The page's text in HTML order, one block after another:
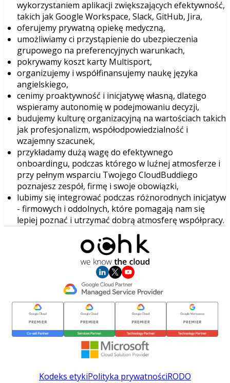
wykorzystaniem aplikacji zwiększających efektywność,
takich jak Google Workspace, Slack, GitHub, Jira,
oferujemy prywatną opiekę medyczną,
umożliwiamy ci przystąpienie do ubezpieczenia
grupowego na preferencyjnych warunkach,
pokrywamy koszt karty Multisport,
organizujemy i współfinansujemy naukę języka
angielskiego,
cenimy proaktywność i inicjatywę własną, dlatego
wspieramy autonomię w podejmowaniu decyzji,
budujemy kulturę organizacyjną na wartościach takich
jak profesjonalizm, współodpowiedzialność i
wzajemny szacunek,
przykładamy dużą wagę do efektywnego
onboardingu, podczas którego w luźnej atmosferze i
przy pełnym wsparciu Twojego CloudBuddiego
poznajesz zespół, firmę i swoje obowiązki,
lubimy się integrować podczas różnorodnych inicjatyw
- firmowych i oddolnych, które pomagają nam się
lepiej poznać i utrzymać dobrą atmosferę współpracy.
Kodeks etykiPolityka prywatnościRODO